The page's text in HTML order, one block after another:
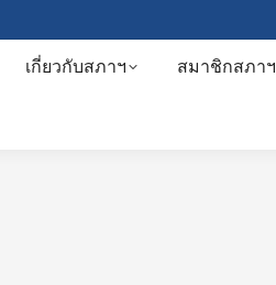
เกี่ยวกับสภาฯ สมาชิกสภาฯ